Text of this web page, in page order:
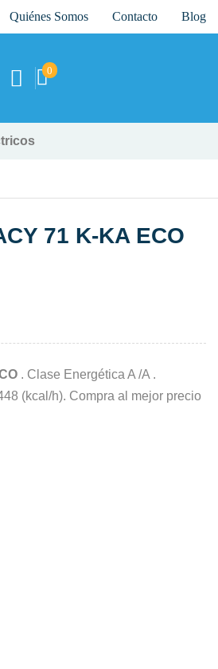
Quiénes Somos Contacto Blog
0
71 K-KA ECO
. Clase Energética A /A .
(kcal/h). Compra al mejor precio